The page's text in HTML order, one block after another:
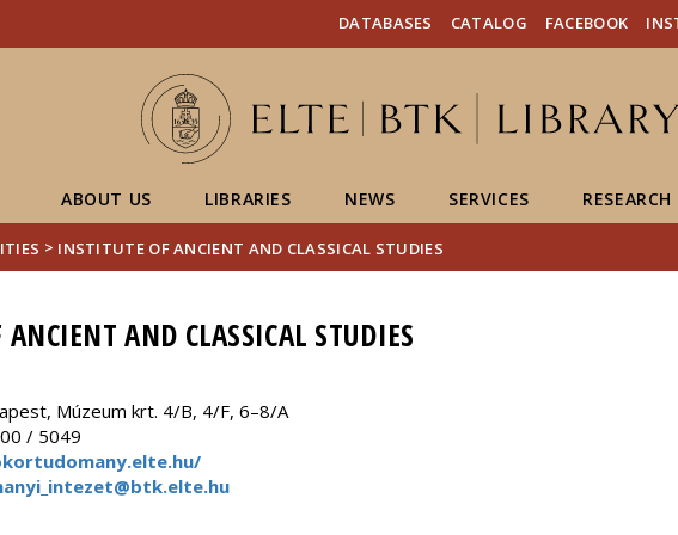
DATABASES CATALOG FACEBOOK
ABOUT US LIBRARIES NEWS SERVICES
> INSTITUTE OF ANCIENT AND CLASSICAL STUDIES
AND CLASSICAL STUDIES
Múzeum krt. 4/B, 4/F, 6–8/A
/ 5049